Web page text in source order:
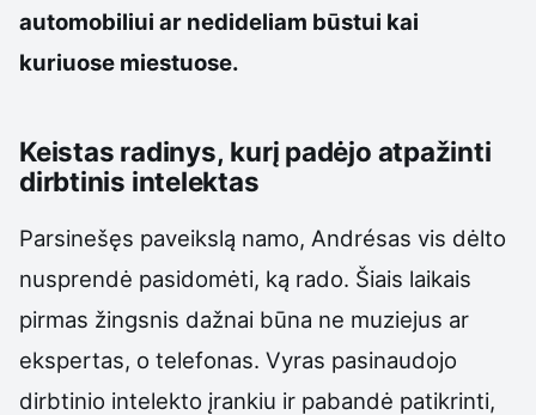
automobiliui ar nedideliam būstui kai
kuriuose miestuose.
Keistas radinys, kurį padėjo atpažinti
dirbtinis intelektas
Parsinešęs paveikslą namo, Andrésas vis dėlto
nusprendė pasidomėti, ką rado. Šiais laikais
pirmas žingsnis dažnai būna ne muziejus ar
ekspertas, o telefonas. Vyras pasinaudojo
dirbtinio intelekto įrankiu ir pabandė patikrinti,